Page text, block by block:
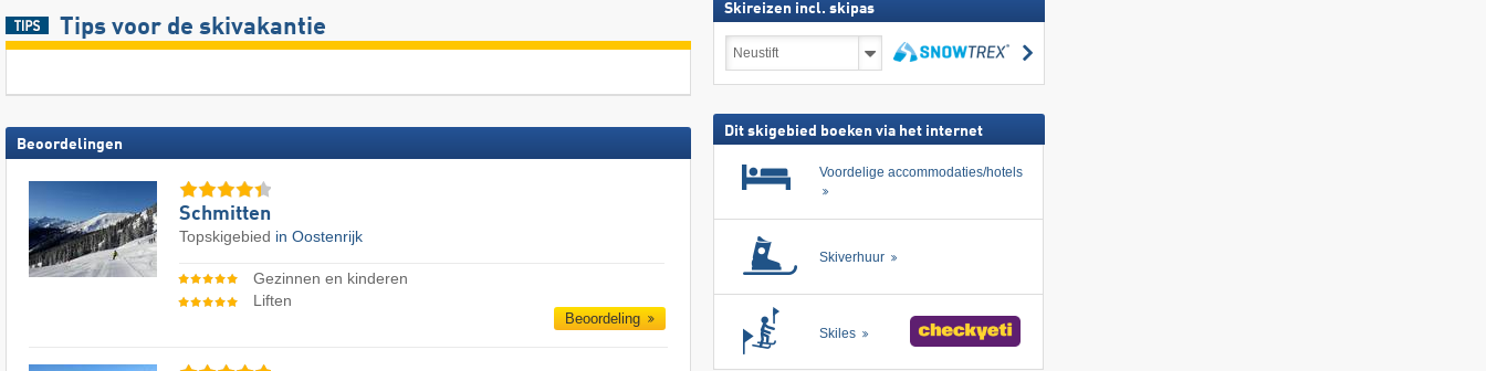
Tips voor de skivakantie
Beoordelingen
Schmitten
Topskigebied in Oostenrijk
Gezinnen en kinderen
Liften
Beoordeling
Skireizen incl. skipas
incl.
zoeken
Dit skigebied boeken via het internet
Voordelige accommodaties/hotels
Skiverhuur
Skiles